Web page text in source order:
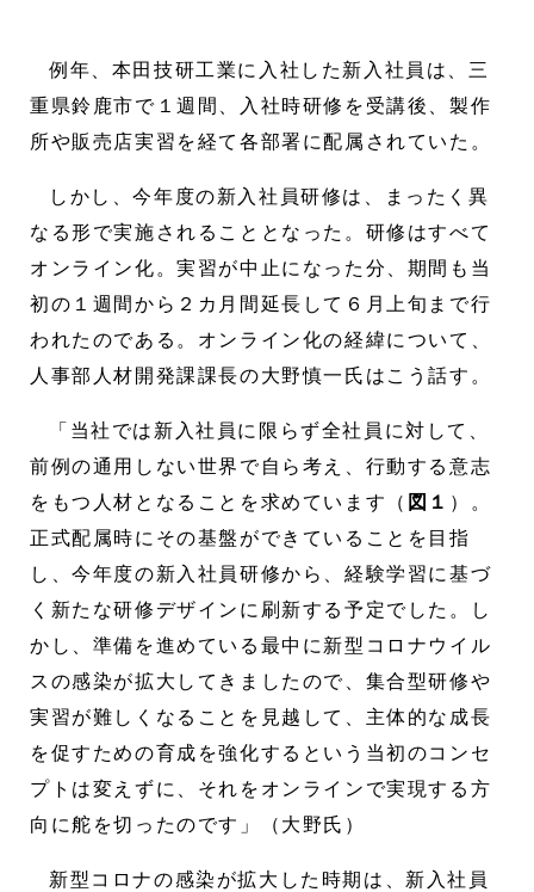
例年、本田技研工業に入社した新入社員は、三
重県鈴鹿市で１週間、入社時研修を受講後、製作
所や販売店実習を経て各部署に配属されていた。
しかし、今年度の新入社員研修は、まったく異
なる形で実施されることとなった。研修はすべて
オンライン化。実習が中止になった分、期間も当
初の１週間から２カ月間延長して６月上旬まで行
われたのである。オンライン化の経緯について、
人事部人材開発課課長の大野慎一氏はこう話す。
「当社では新入社員に限らず全社員に対して、
前例の通用しない世界で自ら考え、行動する意志
をもつ人材となることを求めています（ 図１ ）。
正式配属時にその基盤ができていることを目指
し、今年度の新入社員研修から、経験学習に基づ
く新たな研修デザインに刷新する予定でした。し
かし、準備を進めている最中に新型コロナウイル
スの感染が拡大してきましたので、集合型研修や
実習が難しくなることを見越して、主体的な成長
を促すための育成を強化するという当初のコンセ
プトは変えずに、それをオンラインで実現する方
向に舵を切ったのです」（大野氏）
新型コロナの感染が拡大した時期は、新入社員